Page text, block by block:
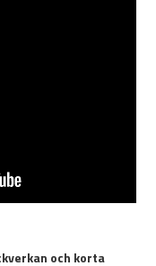
och korta